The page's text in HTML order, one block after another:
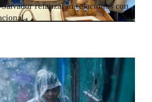
relanzarán relaciones con